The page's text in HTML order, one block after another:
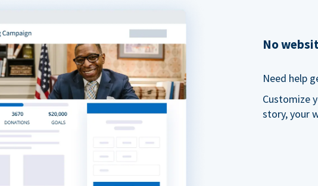
No
Need help
Customize
story, your